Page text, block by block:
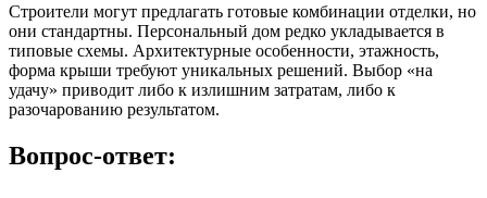
Строители могут предлагать готовые комбинации отделки, но
они стандартны. Персональный дом редко укладывается в
типовые схемы. Архитектурные особенности, этажность,
форма крыши требуют уникальных решений. Выбор «на
удачу» приводит либо к излишним затратам, либо к
разочарованию результатом.
Вопрос-ответ: